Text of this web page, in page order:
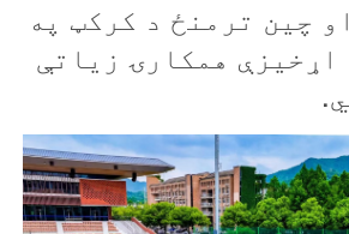
چین ترمنځ د کرکټ په
اړخیزې همکارۍ زیاتې
.